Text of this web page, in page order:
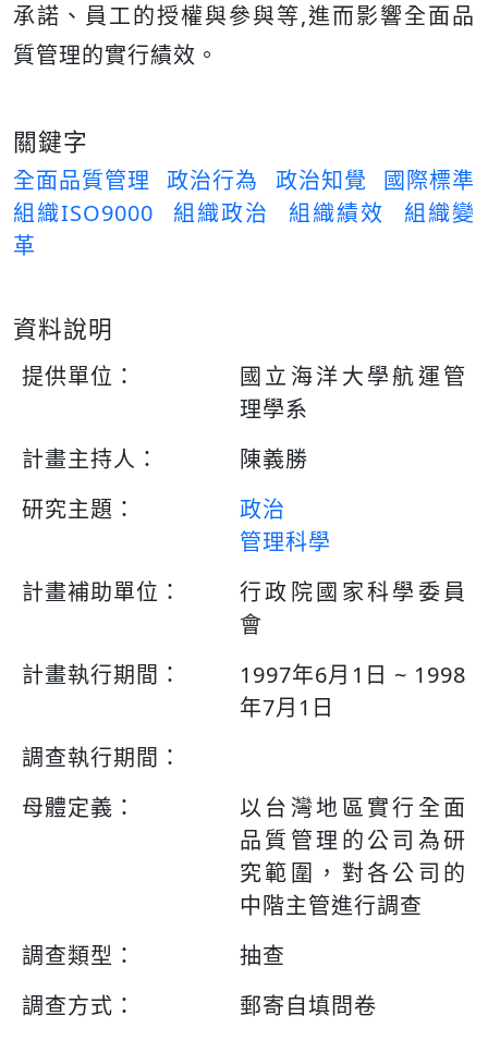
承諾、員工的授權與參與等,進而影響全面品
質管理的實行績效。
關鍵字
全面品質管理 政治行為 政治知覺
國際標準
組織ISO9000
組織政治 組織績效
組織變
革
資料說明
提供單位：
國立海洋大學航運管
理學系
計畫主持人：
陳義勝
研究主題：
政治
管理科學
計畫補助單位：
行政院國家科學委員
會
計畫執行期間：
1997年6月1日 ~ 1998
年7月1日
調查執行期間：
母體定義：
以台灣地區實行全面
品質管理的公司為研
究範圍，對各公司的
中階主管進行調查
調查類型：
抽查
調查方式：
郵寄自填問卷